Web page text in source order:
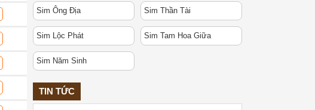
Sim Ông Địa Sim Thần Tài
Sim Lộc Phát Sim Tam Hoa Giữa
Sim Năm Sinh
TIN TỨC